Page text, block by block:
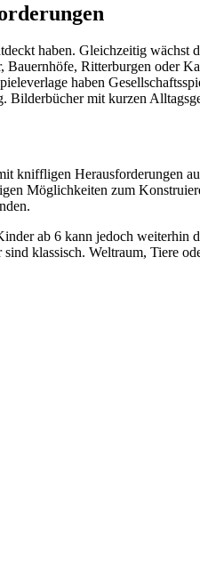
haben. Gleichzeitig wächst
Ritterburgen oder
haben
mit kurzen
kniffligen Herausforderungen
Möglichkeiten zum
ab 6 kann jedoch
klassisch. Weltraum, Tiere